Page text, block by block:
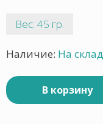
Вес: 45 гр.
Наличие: На
В корзину